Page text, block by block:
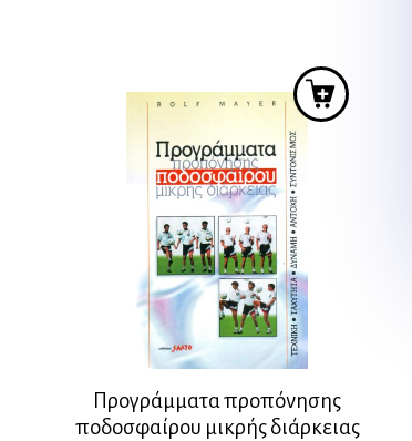
Προγράμματα προπόνησης
ποδοσφαίρου μικρής διάρκειας